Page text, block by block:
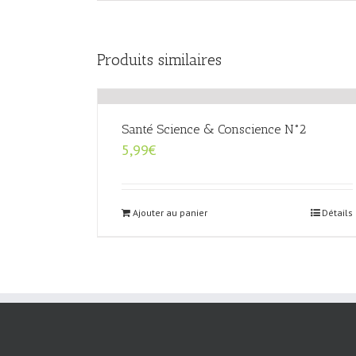
Produits similaires
Santé Science & Conscience N°2
5,99€
Ajouter au panier Détails